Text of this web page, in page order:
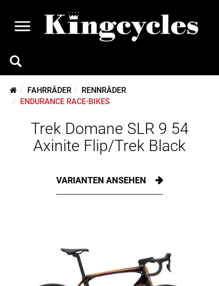
FAHRRÄDER
RENNRÄDER
ENDURANCE RACE-BIKES
Trek Domane SLR 9 54
Axinite Flip/Trek Black
VARIANTEN ANSEHEN